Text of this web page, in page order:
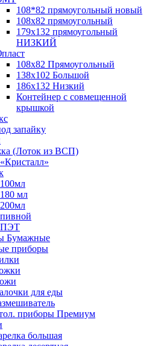
108*82 прямоугольный новый
108х82 прямоугольный
179х132 прямоугольный
НИЗКИЙ
108х82 Прямоугольный
138х102 Большой
186х132 Низкий
Контейнер с совмещенной
крышкой
запайку
(Лоток из ВСП)
мл
ПЭТ
Бумажные
приборы
для еды
приборы Премиум
большая